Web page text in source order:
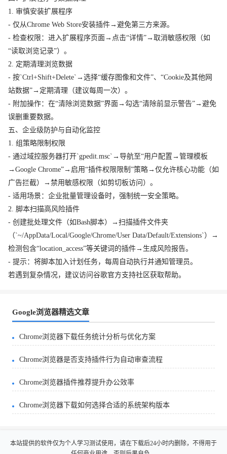
1. 审慎安装扩展程序
- 仅从Chrome Web Store安装插件→避免第三方来源。
- 检查权限：进入扩展程序页面→点击“详情”→取消敏感权限（如
“读取浏览记录”）。
2. 定期清理浏览数据
- 按`Ctrl+Shift+Delete`→选择“缓存图像和文件”、“Cookie及其他网
站数据”→定期清理（建议每周一次）。
- 附加操作：在“清除浏览数据”界面→勾选“清除前显示警告”→避免
误删重要数据。
五、企业级防护与自动化监控
1. 组策略限制权限
- 通过域控服务器打开`gpedit.msc`→导航至“用户配置→管理模板
→Google Chrome”→启用“插件权限限制”策略→仅允许核心功能（如
广告拦截）→禁用敏感权限（如剪切板访问）。
- 适用场景：企业批量管理设备时，强制统一安全策略。
2. 脚本扫描高风险插件
- 创建批处理文件（如Bash脚本）→扫描插件文件夹
（`~/AppData/Local/Google/Chrome/User Data/Default/Extensions`）→
检测包含“location_access”等关键词的插件→生成风险报告。
- 提示：将脚本加入计划任务，每周自动执行并通知管理员。
若遇到复杂情况，建议访问谷歌官方支持社区获取帮助。
Google浏览器精选文章
Chrome浏览器下载任务统计分析与优化方案
Chrome浏览器是否支持插件行为自动审查流程
Chrome浏览器插件推荐提升办公效率
Chrome浏览器下载如何选择合适的系统架构版本
本站提供的软件仅为个人学习测试使用，请在下载后24小时内删除，不得用于